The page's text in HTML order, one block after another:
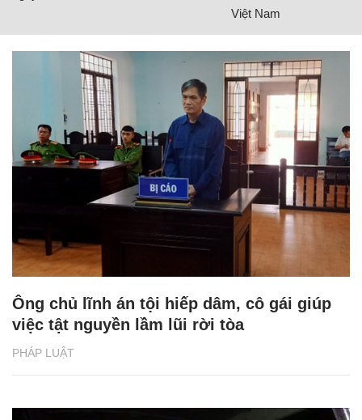
Việt Nam
PHÁP LUẬT
Ông chủ lĩnh án tội hiếp dâm, cô gái giúp
việc tật nguyền lầm lũi rời tòa